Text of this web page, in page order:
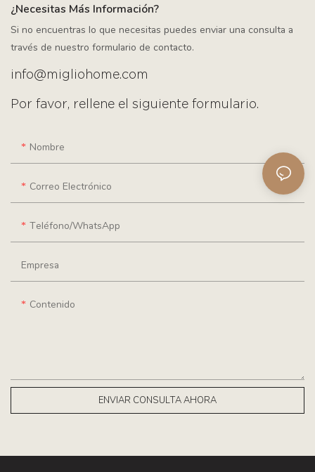
¿Necesitas Más Información?
Si no encuentras lo que necesitas puedes enviar una consulta a
través de nuestro formulario de contacto.
info@migliohome.com
Por favor, rellene el siguiente formulario.
Nombre
Correo Electrónico
Teléfono/WhatsApp
Empresa
Contenido
ENVIAR CONSULTA AHORA